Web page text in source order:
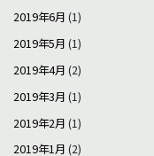
2019年6月 (1)
2019年5月 (1)
2019年4月 (2)
2019年3月 (1)
2019年2月 (1)
2019年1月 (2)